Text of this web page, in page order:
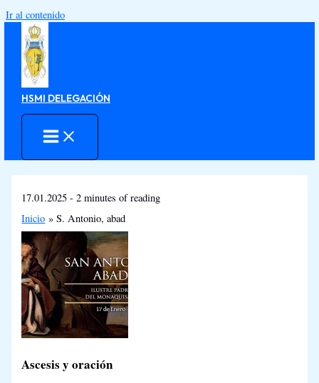
Ir al contenido
HSMI DELEGACIÓN
17.01.2025-2 minutes of reading
Inicio
S. Antonio, abad
Ascesis y oración